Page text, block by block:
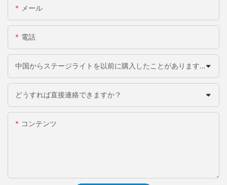
メール
電話
中国からステージライトを以前に購入したことがありますか？
どうすれば直接連絡できますか？
コンテンツ